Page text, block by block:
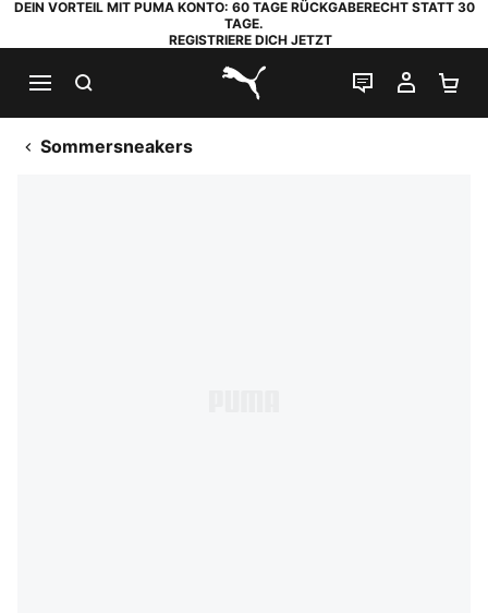
DEIN VORTEIL MIT PUMA KONTO: 60 TAGE RÜCKGABERECHT STATT 30
TAGE.
REGISTRIERE DICH JETZT
PUMA.com
LIVE-CHAT
MEIN
Sommersneakers